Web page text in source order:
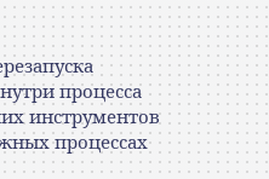
процесса
инструментов
процессах